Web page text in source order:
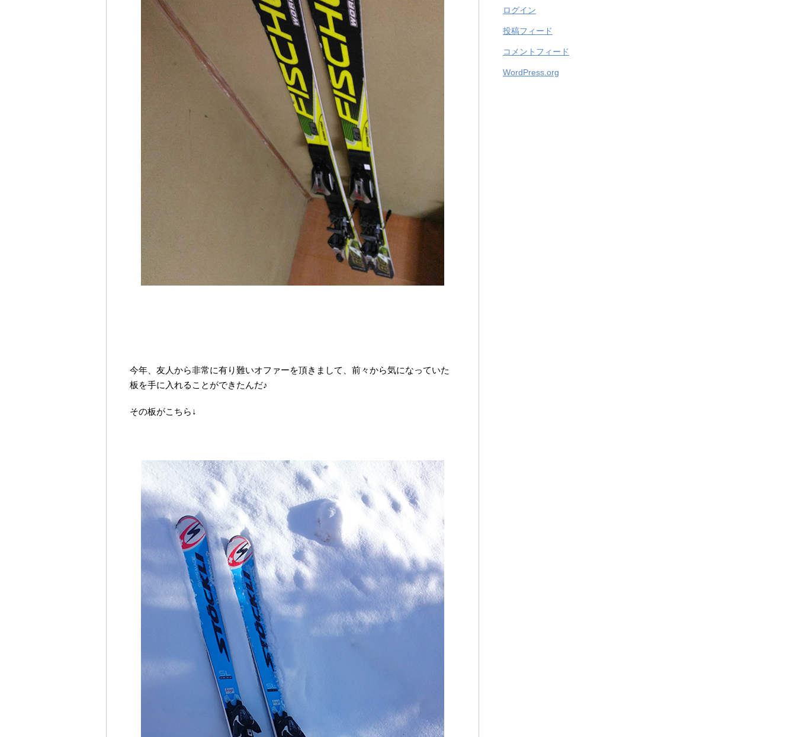
今年、友人から非常に有り難いオファーを頂きまして、前々から気になっていた
板を手に入れることができたんだ♪
その板がこちら↓
ログイン
投稿フィード
コメントフィード
WordPress.org